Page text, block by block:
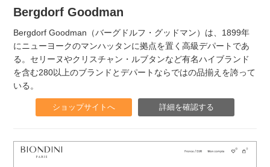
Bergdorf Goodman
Bergdorf Goodman（バーグドルフ・グッドマン）は、1899年
にニューヨークのマンハッタンに拠点を置く高級デパートであ
る。セリーヌやクリスチャン・ルブタンなど有名ハイブランド
を含む280以上のブランドとデパートならではの品揃えを誇って
いる。
ショップサイトへ 詳細を確認する